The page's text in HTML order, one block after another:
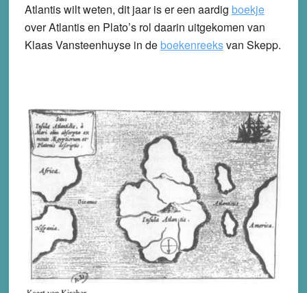
Atlantis wilt weten, dit jaar is er een aardig boekje
over Atlantis en Plato’s rol daarin uitgekomen van
Klaas Vansteenhuyse in de boekenreeksvan Skepp.